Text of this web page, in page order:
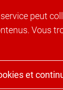
peut
Vous
et